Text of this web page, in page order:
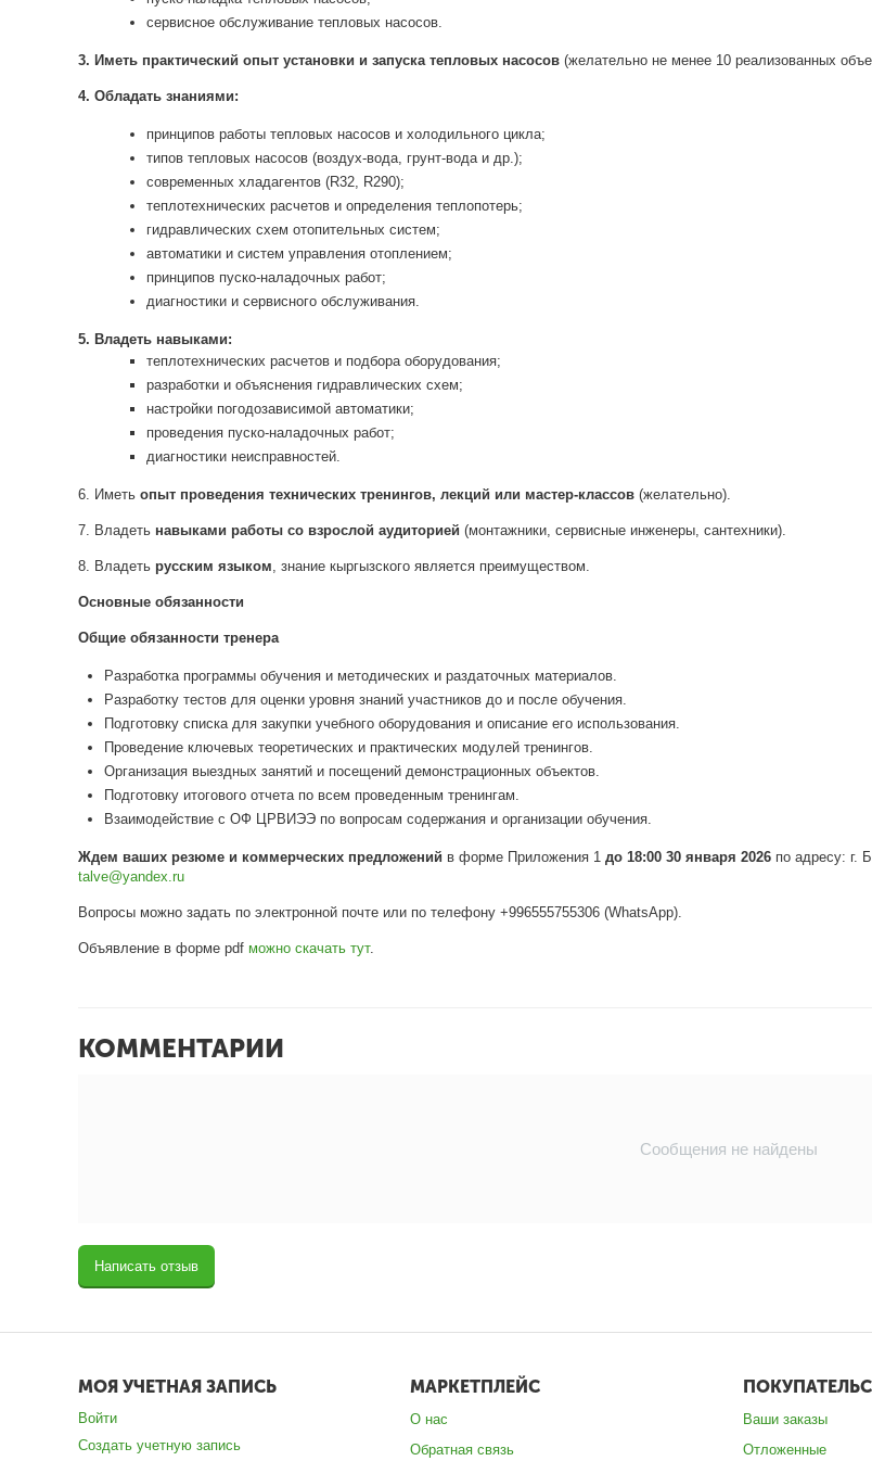
сервисное обслуживание тепловых насосов.
3. Иметь практический опыт установки и запуска тепловых насосов (желательно не менее 10 реализованных
4. Обладать знаниями:
принципов работы тепловых насосов и холодильного цикла;
типов тепловых насосов (воздух-вода, грунт-вода и др.);
современных хладагентов (R32, R290);
теплотехнических расчетов и определения теплопотерь;
гидравлических схем отопительных систем;
автоматики и систем управления отоплением;
принципов пуско-наладочных работ;
диагностики и сервисного обслуживания.
5. Владеть навыками:
теплотехнических расчетов и подбора оборудования;
разработки и объяснения гидравлических схем;
настройки погодозависимой автоматики;
проведения пуско-наладочных работ;
диагностики неисправностей.
6. Иметь опыт проведения технических тренингов, лекций или мастер-классов (желательно).
7. Владеть навыками работы со взрослой аудиторией (монтажники, сервисные инженеры, сантехники).
8. Владеть русским языком , знание кыргызского является преимуществом.
Основные обязанности
Общие обязанности тренера
Разработка программы обучения и методических и раздаточных материалов.
Разработку тестов для оценки уровня знаний участников до и после обучения.
Подготовку списка для закупки учебного оборудования и описание его использования.
Проведение ключевых теоретических и практических модулей тренингов.
Организация выездных занятий и посещений демонстрационных объектов.
Подготовку итогового отчета по всем проведенным тренингам.
Взаимодействие с ОФ ЦРВИЭЭ по вопросам содержания и организации обучения.
Ждем ваших резюме и коммерческих предложений в форме Приложения 1 до 18:00 30 января 2026 по адресу: г.
talve@yandex.ru
Вопросы можно задать по электронной почте или по телефону +996555755306 (WhatsApp).
Объявление в форме pdf можно скачать тут.
КОММЕНТАРИИ
Сообщения не найдены
Написать отзыв
МОЯ УЧЕТНАЯ ЗАПИСЬ
Войти
Создать учетную запись
МАРКЕТПЛЕЙС
О нас
Обратная связь
Ваши заказы
Отложенные